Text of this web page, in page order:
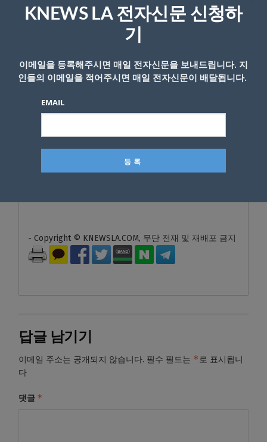
관련기사 역사 다시 쓰는 다저스, 놀라운 신기
록 퍼레이드
타선 압도
- Copyright © KNEWSLA.COM, 무단 전재 및 재배포 금지
답글 남기기
이메일 주소는 공개되지 않습니다. 필수 필드는 *로 표시됩니
다
댓글 *
KNEWS LA 전자신문 신청하
기
이메일을 등록해주시면 매일 전자신문을 보내드립니다. 지
인들의 이메일을 적어주시면 매일 전자신문이 배달됩니다.
EMAIL